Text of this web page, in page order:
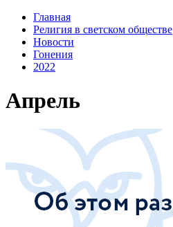
Главная
Религия в светском обществе
Новости
Гонения
2022
Апрель